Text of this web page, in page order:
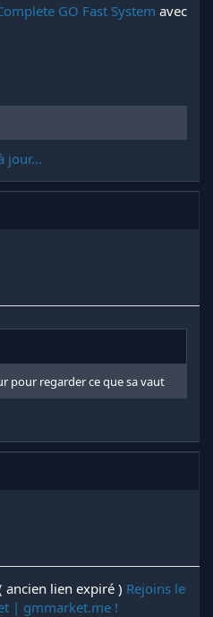
GO Fast System avec
jour...
pour regarder ce que sa vaut
lien expiré ) Rejoins le
| gmmarket.me !